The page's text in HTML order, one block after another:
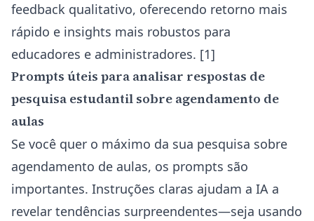
feedback qualitativo, oferecendo retorno mais
rápido e insights mais robustos para
educadores e administradores. [1]
Prompts úteis para analisar respostas de
pesquisa estudantil sobre agendamento de
aulas
Se você quer o máximo da sua pesquisa sobre
agendamento de aulas, os prompts são
importantes. Instruções claras ajudam a IA a
revelar tendências surpreendentes—seja usando